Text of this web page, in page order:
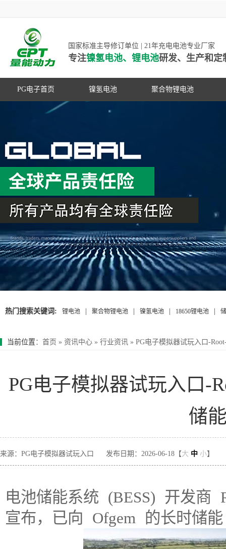
国家标准主导修订单位 | 21年充电电池专业厂家
专注镍氢电池、锂电池研发、生产和定
PG电子首页 镍氢电池 聚合物锂电池
高容量镍氢电池
超低自放电镍氢电池
动力镍氢电池
常规镍氢电池
PG游戏官网是镍氢电池国家标准主导
修订单位，并参与多项锂电池行业国
家标准的制定
热门搜索关键词: 锂电池 聚合物锂电池 镍氢电池 18650锂电池
当前位置 ： 首页 » 资讯中心 » 行业资讯 » PG电子模拟器试玩入口-
PG电子模拟器试玩入口-
储
来源：PG电子模拟器试玩入口 发布日期：2026-06-18【大 中 小】
电池储能系统 (BESS) 开发
宣布，已向 Ofgem 的长时储